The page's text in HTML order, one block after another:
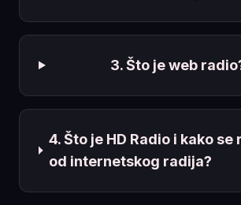
3. Što je web
4. Što je HD Radio i kako se
od internetskog radija?